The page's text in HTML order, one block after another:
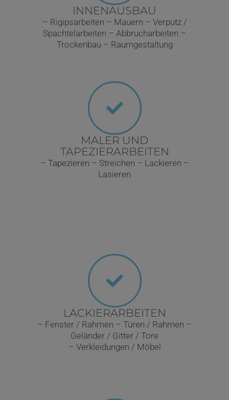
INNENAUSBAU
– Rigipsarbeiten – Mauern – Verputz /
Spachtelarbeiten – Abbrucharbeiten –
Trockenbau – Raumgestaltung
MALER UND
TAPEZIERARBEITEN
– Tapezieren – Streichen – Lackieren –
Lasieren
LACKIERARBEITEN
– Fenster / Rahmen – Türen / Rahmen –
Geländer / Gitter / Tore
– Verkleidungen / Möbel